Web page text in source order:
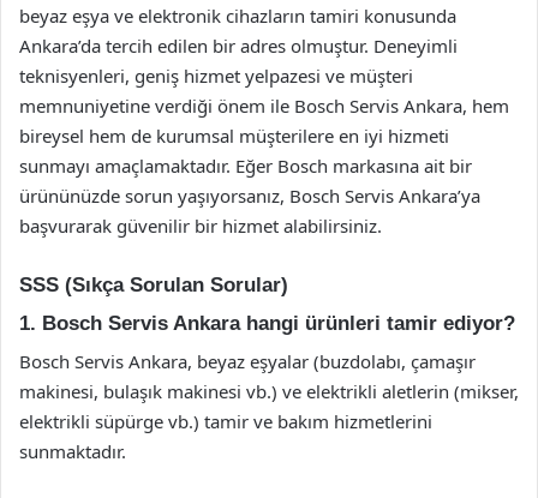
beyaz eşya ve elektronik cihazların tamiri konusunda
Ankara’da tercih edilen bir adres olmuştur. Deneyimli
teknisyenleri, geniş hizmet yelpazesi ve müşteri
memnuniyetine verdiği önem ile Bosch Servis Ankara, hem
bireysel hem de kurumsal müşterilere en iyi hizmeti
sunmayı amaçlamaktadır. Eğer Bosch markasına ait bir
ürününüzde sorun yaşıyorsanız, Bosch Servis Ankara’ya
başvurarak güvenilir bir hizmet alabilirsiniz.
SSS (Sıkça Sorulan Sorular)
1. Bosch Servis Ankara hangi ürünleri tamir ediyor?
Bosch Servis Ankara, beyaz eşyalar (buzdolabı, çamaşır
makinesi, bulaşık makinesi vb.) ve elektrikli aletlerin (mikser,
elektrikli süpürge vb.) tamir ve bakım hizmetlerini
sunmaktadır.